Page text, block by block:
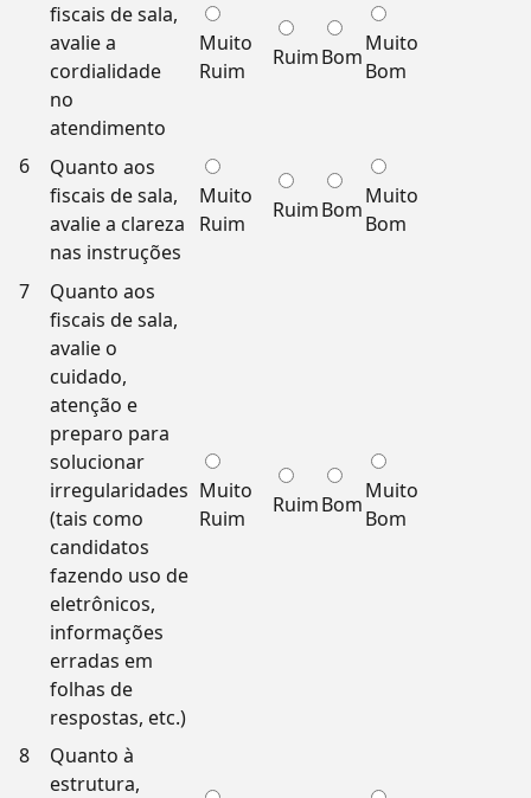
fiscais de sala,
avalie a
cordialidade
no
atendimento
Muito
Ruim
RuimBom
Muito
Bom
6
Quanto aos
fiscais de sala,
avalie a clareza
nas instruções
Muito
Ruim
RuimBom
Muito
Bom
7
Quanto aos
fiscais de sala,
avalie o
cuidado,
atenção e
preparo para
solucionar
irregularidades
(tais como
candidatos
fazendo uso de
eletrônicos,
informações
erradas em
folhas de
respostas, etc.)
Muito
Ruim
RuimBom
Muito
Bom
8
Quanto à
estrutura,